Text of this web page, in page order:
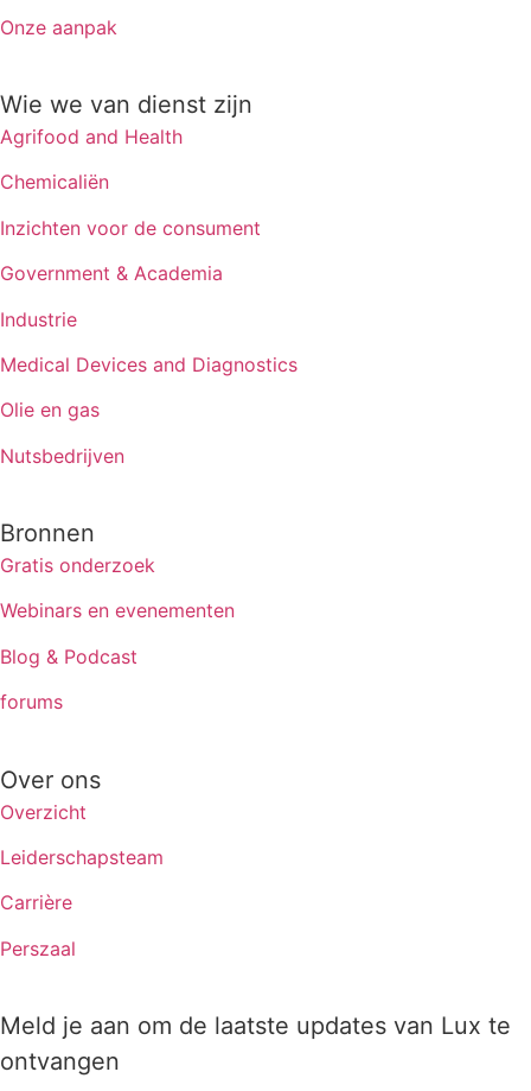
Onze aanpak
Wie we van dienst zijn
Agrifood and Health
Chemicaliën
Inzichten voor de consument
Government & Academia
Industrie
Medical Devices and Diagnostics
Olie en gas
Nutsbedrijven
Bronnen
Gratis onderzoek
Webinars en evenementen
Blog & Podcast
forums
Over ons
Overzicht
Leiderschapsteam
Carrière
Perszaal
Meld je aan om de laatste updates van Lux te
ontvangen